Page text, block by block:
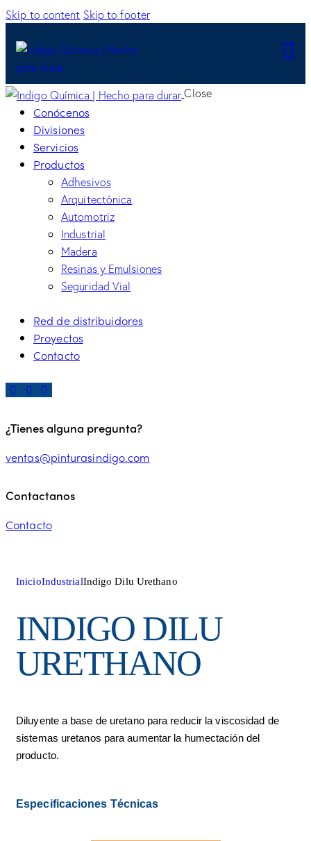
Skip to content Skip to footer
Close
Conócenos
Divisiones
Servicios
Productos
Adhesivos
Arquitectónica
Automotriz
Industrial
Madera
Resinas y Emulsiones
Seguridad Vial
Red de distribuidores
Proyectos
Contacto
¿Tienes alguna pregunta?
ventas@pinturasindigo.com
Contactanos
Contacto
InicioIndustrialIndigo Dilu Urethano
INDIGO DILU
URETHANO
Diluyente a base de uretano para reducir la viscosidad de
sistemas uretanos para aumentar la humectación del
producto.
Especificaciones Técnicas